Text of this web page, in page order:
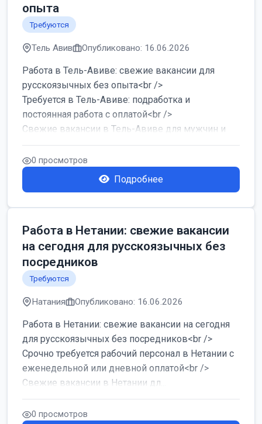
опыта
Требуются
Тель Авив Опубликовано: 16.06.2026
Работа в Тель-Авиве: свежие вакансии для
русскоязычных без опыта<br />
Требуется в Тель-Авиве: подработка и
постоянная работа с оплатой<br />
Свежие вакансии в Тель-Авиве для мужчин и
женщин от хозя...
0 просмотров
Подробнее
Работа в Нетании: свежие вакансии
на сегодня для русскоязычных без
посредников
Требуются
Натания Опубликовано: 16.06.2026
Работа в Нетании: свежие вакансии на сегодня
для русскоязычных без посредников<br />
Срочно требуется рабочий персонал в Нетании с
еженедельной или дневной оплатой<br />
Свежие вакансии в Нетании дл...
0 просмотров